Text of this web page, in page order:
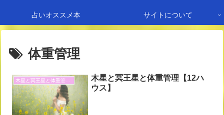
占いオススメ本 サイトについて
体重管理
木星と冥王星と体重管理と
木星と冥王星と体重管理【12ハ
ウス】